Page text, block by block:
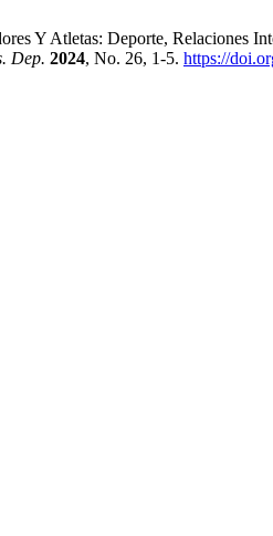
Y Atletas: Deporte, Relaciones
Dep. 2024, No. 26, 1-5. https://